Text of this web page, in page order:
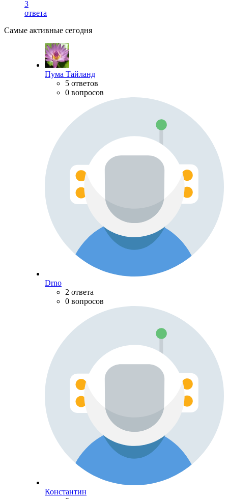
3
ответа
Самые активные сегодня
Пума Тайланд
5 ответов
0 вопросов
Drno
2 ответа
0 вопросов
Константин